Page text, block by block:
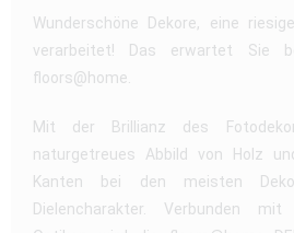
Wunderschöne Dekore, eine
verarbeitet! Das erwartet Sie
floors@home.
Mit der Brillianz des
naturgetreues Abbild von Holz
Kanten bei den meisten
Dielencharakter. Verbunden